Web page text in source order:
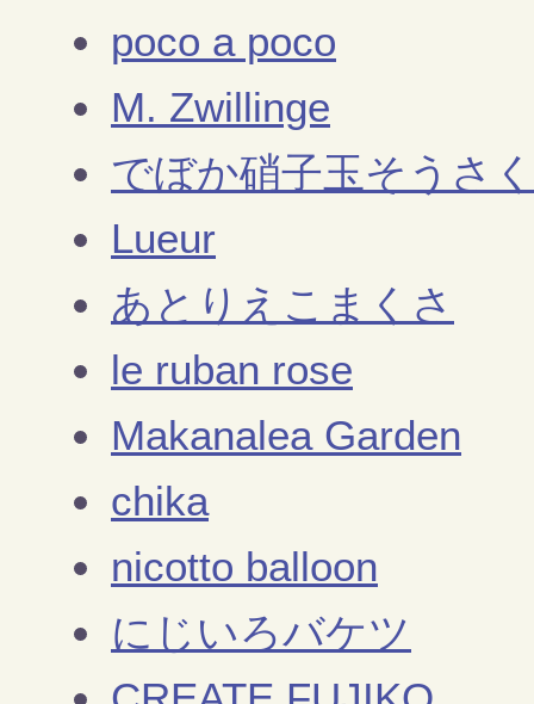
poco a poco
M. Zwillinge
でぼか硝子玉そうさ
Lueur
あとりえこまくさ
le ruban rose
Makanalea Garden
chika
nicotto balloon
にじいろバケツ